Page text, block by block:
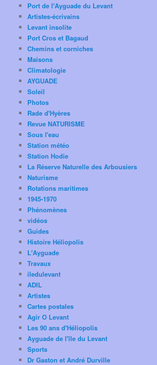
Port de l'Ayguade du Levant
Artistes-écrivains
Levant insolite
Port Cros et Bagaud
Chemins et corniches
Maisons
Climatologie
AYGUADE
Soleil
Photos
Rade d'Hyères
Revue NATURISME
Sous l'eau
Station météo
Station Hodie
La Réserve Naturelle des Arbousiers
Naturisme
Rotations maritimes
1945-1970
Phénomènes
vidéos
Guides
Histoire Héliopolis
L'Ayguade
Travaux
iledulevant
ADIL
Artistes
Cartes postales
Agir O Levant
Les 90 ans d'Héliopolis
Ayguade de l'île du Levant
Sports
Dr Gaston et André Durville